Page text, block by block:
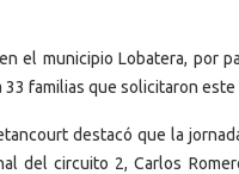
el municipio Lobatera, por
familias que solicitaron
destacó que la
del circuito 2, Carlos